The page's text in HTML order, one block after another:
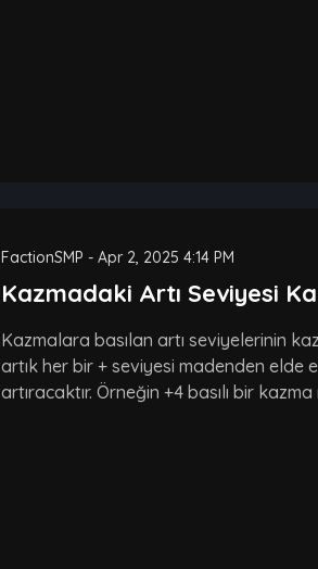
FactionSMP - Apr 2, 2025 4:14 PM
Kazmadaki Artı Seviyesi
Kazmalara basılan artı seviyelerinin
artık her bir + seviyesi madenden elde
artıracaktır. Örneğin +4 basılı bir